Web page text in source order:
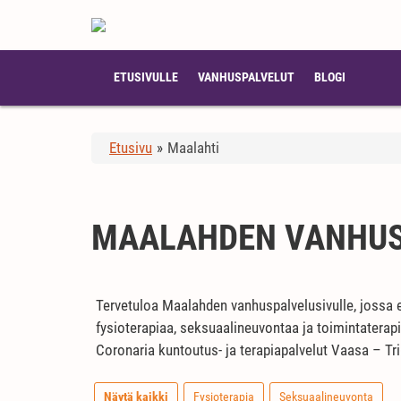
ETUSIVULLE VANHUSPALVELUT BLOGI
Etusivu » Maalahti
MAALAHDEN
Tervetuloa Maalahden vanhuspalvelusivulle,
fysioterapiaa, seksuaalineuvontaa ja
Coronaria kuntoutus- ja terapiapalvelut Vaasa –
Näytä kaikki Fysioterapia Seksuaalineuvonta